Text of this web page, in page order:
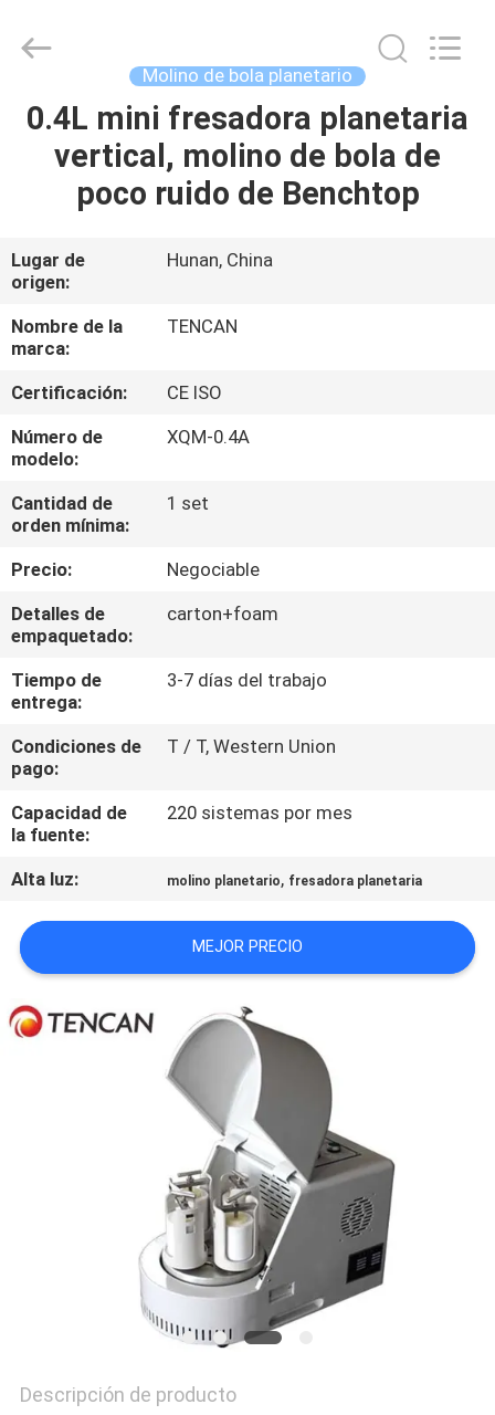
HOGAR
PRODUCTOS
SOBRE
NOSOTROS
VIAJE
DE
LA
DE
CALIDAD
ÉNTRENOS
EN
CONTACTO
CON
NOTICIAS
BLOG
PIDA
PRIVACIDAD
Powder
Technology
Rights
Reserved.
Molino de bola planetario
0.4L mini fresadora planetaria
vertical, molino de bola de
poco ruido de Benchtop
Lugar de
origen:
Hunan, China
Nombre de la
marca:
TENCAN
Certificación:
CE ISO
Número de
modelo:
XQM-0.4A
Cantidad de
orden mínima:
1 set
Precio:
Negociable
Detalles de
empaquetado:
carton+foam
Tiempo de
entrega:
3-7 días del trabajo
Condiciones de
pago:
T / T, Western Union
Capacidad de
la fuente:
220 sistemas por mes
Alta luz: molino planetario, fresadora planetaria
MEJOR PRECIO
Descripción de producto